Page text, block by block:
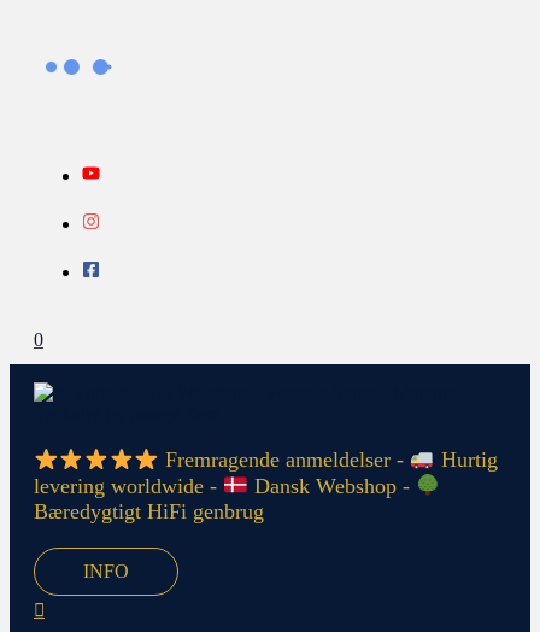
0
Fremragende anmeldelser -
Hurtig
levering worldwide -
Dansk Webshop -
Bæredygtigt HiFi genbrug
INFO